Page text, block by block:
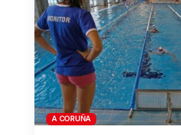
A CORUÑA